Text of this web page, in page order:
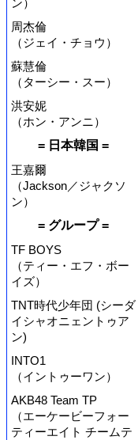
ン）
周杰倫
（ジェイ・チョウ）
蘇慧倫
（ターシー・スー）
洪安妮
（ホン・アンニ）
= 日本韓国 =
王嘉爾
（Jackson／ジャクソ
ン）
= グループ =
TF BOYS
（ティー・エフ・ボー
イズ）
TNT時代少年団 (シーダ
イシャオニェントゥア
ン)
INTO1
（イントゥーワン）
AKB48 Team TP
（エーケービーフォー
ティーエイト チームテ